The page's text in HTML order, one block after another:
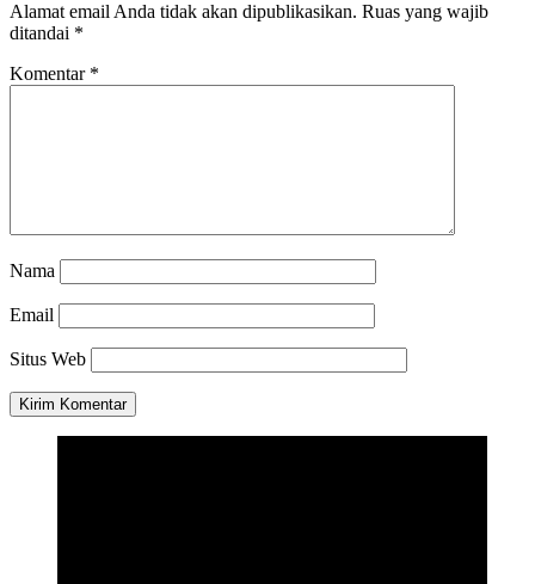
Alamat email Anda tidak akan dipublikasikan. Ruas yang wajib
ditandai *
Komentar *
Nama
Email
Situs Web